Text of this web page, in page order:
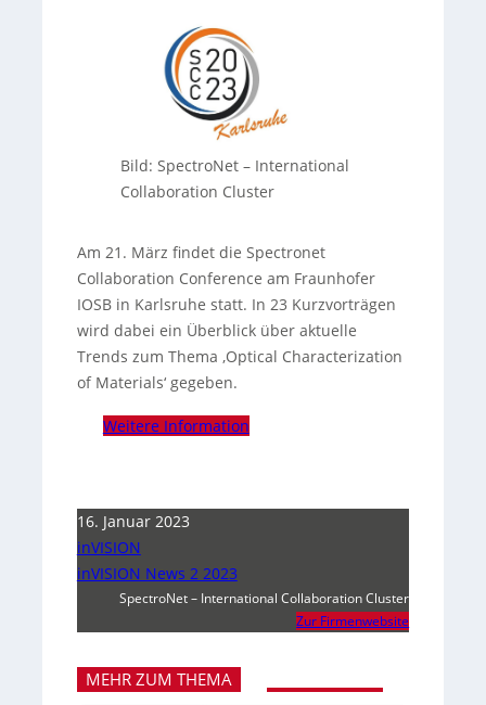
Bild: SpectroNet – International
Collaboration Cluster
Am 21. März findet die Spectronet
Collaboration Conference am Fraunhofer
IOSB in Karlsruhe statt. In 23 Kurzvorträgen
wird dabei ein Überblick über aktuelle
Trends zum Thema ‚Optical Characterization
of Materials‘ gegeben.
Weitere Information
16. Januar 2023
inVISION
inVISION News 2 2023
SpectroNet – International Collaboration Cluster
Zur Firmenwebsite
MEHR ZUM THEMA